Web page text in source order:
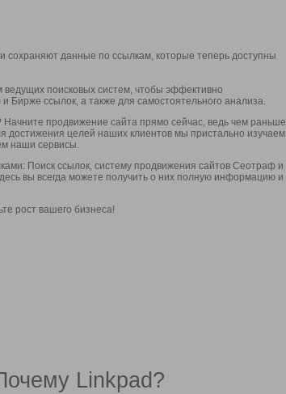
данные по ссылкам, которые теперь доступны
поисковых систем, чтобы эффективно
Бирже ссылок, а также для самостоятельного анализа.
Начните продвижение сайта прямо сейчас, ведь чем раньше
достижения целей наших клиентов мы пристально изучаем
наши сервисы.
Поиск ссылок, систему продвижения сайтов Сеотраф и
вы всегда можете получить о них полную информацию и
рост вашего бизнеса!
Linkpad?